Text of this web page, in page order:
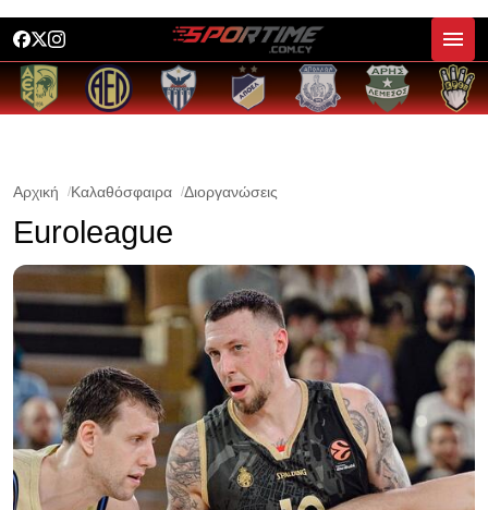
Αρχική Καλαθόσφαιρα Διοργανώσεις
Euroleague